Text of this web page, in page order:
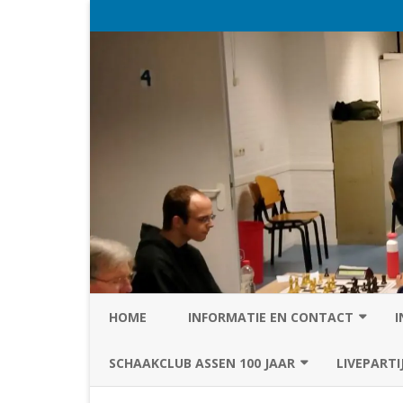
HOME INFORMATIE EN CONTACT
PRIVACY STATEMENT VAN SC
SCHAAKCLUB ASSEN 100 JAAR